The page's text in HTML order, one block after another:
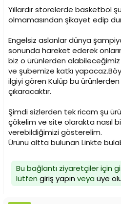
a
t
n
a
r
h
i
Yıllardır storelerde basketbol
olmamasından şikayet edip
Engelsiz aslanlar dünya
sonunda hareket ederek
biz o ürünlerden
ve şubemize katkı
ilgiyi gören Kulüp bu
çıkaracaktır.
Şimdi sizlerden tek ricam şu
çökelim ve site olarakta nasıl
verebildiğimizi gösterelim.
Ürünü altta bulunan Linkte
Bu bağlantı ziyaretçiler için
lütfen giriş yapınveya üye